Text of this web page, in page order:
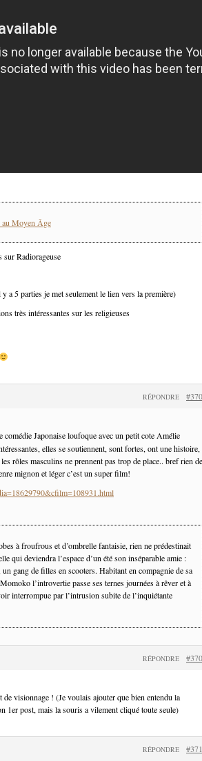
au Moyen Âge
sur Radiorageuse
a 5 parties je met seulement le lien vers la première)
très intéressantes sur les religieuses
RÉPONDRE
comédie Japonaise loufoque avec un petit cote Amélie
elles se soutiennent, sont fortes, ont une histoire,
rôles masculins ne prennent pas trop de place.. bref rien de
mignon et léger c’est un super film!
à froufrous et d’ombrelle fantaisie, rien ne prédestinait
qui deviendra l’espace d’un été son inséparable amie :
gang de filles en scooters. Habitant en compagnie de sa
l’introvertie passe ses ternes journées à rêver et à
interrompue par l’intrusion subite de l’inquiétante
RÉPONDRE
visionnage ! (Je voulais ajouter que bien entendu la
1er post, mais la souris a vilement cliqué toute seule)
RÉPONDRE